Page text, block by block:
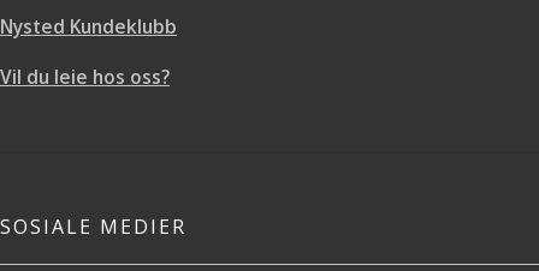
Nysted Kundeklubb
Vil du leie hos oss?
SOSIALE MEDIER